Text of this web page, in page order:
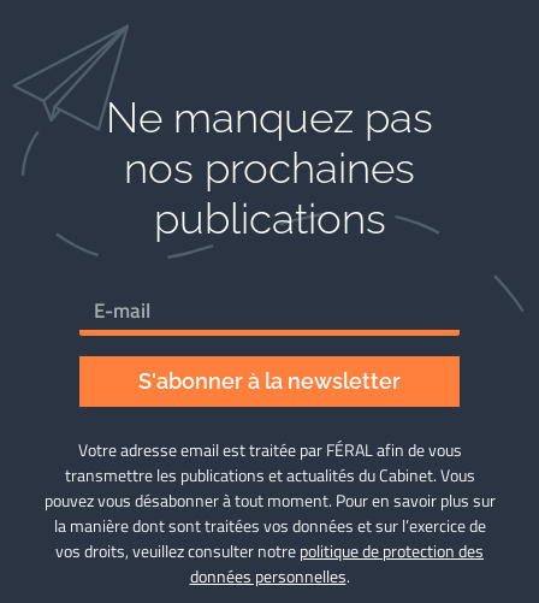
Ne manquez pas
nos prochaines
publications
S'abonner à la newsletter
Votre adresse email est traitée par FÉRAL afin de vous
transmettre les publications et actualités du Cabinet. Vous
pouvez vous désabonner à tout moment. Pour en savoir plus sur
la manière dont sont traitées vos données et sur l’exercice de
vos droits, veuillez consulter notrepolitique de protection des
données personnelles.